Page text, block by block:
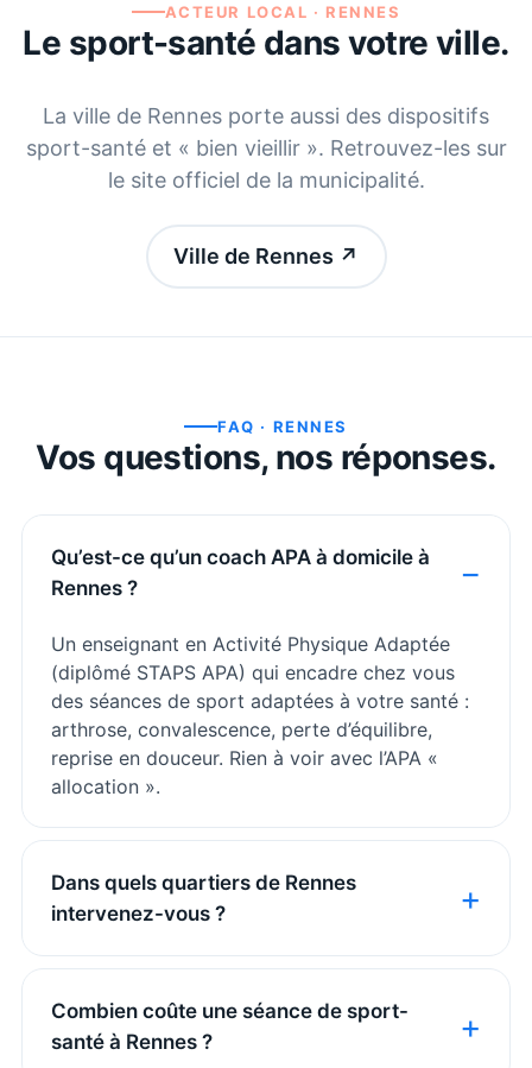
ACTEUR LOCAL · RENNES
Le sport-santé dans votre ville.
La ville de Rennes porte aussi des dispositifs
sport-santé et « bien vieillir ». Retrouvez-les sur
le site officiel de la municipalité.
Ville de Rennes ↗
FAQ · RENNES
Vos questions, nos réponses.
Qu’est-ce qu’un coach APA à domicile à
Rennes ?
Un enseignant en Activité Physique Adaptée
(diplômé STAPS APA) qui encadre chez vous
des séances de sport adaptées à votre santé :
arthrose, convalescence, perte d’équilibre,
reprise en douceur. Rien à voir avec l’APA «
allocation ».
Dans quels quartiers de Rennes
intervenez-vous ?
Combien coûte une séance de sport-
santé à Rennes ?